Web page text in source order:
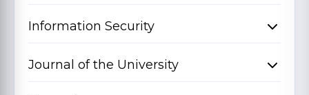
Information Security
Journal of the University